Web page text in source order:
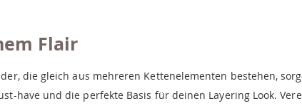
Flair
die gleich aus mehreren Kettenelementen bestehen,
have und die perfekte Basis für deinen Layering Look.